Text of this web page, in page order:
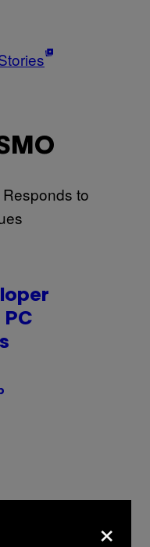
PC
the
a Tiny One-
×